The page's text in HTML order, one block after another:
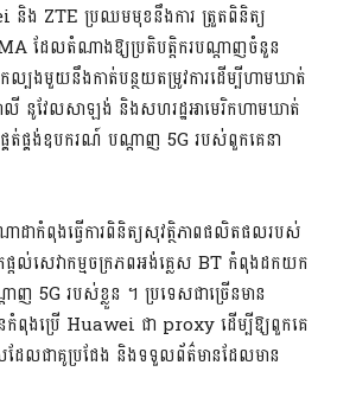
ង ZTE ប្រឈមមុខនឹងការ ត្រួតពិនិត្យ
ដែលតំណាងឱ្យប្រតិបត្តិករបណ្តាញចំនួន
បងមួយនឹងកាត់បន្ថយតម្រូវការដើម្បីហាមឃាត់
ាលី នូវែលសាឡង់ និងសហរដ្ឋអាមេរិកហាមឃាត់
ត់ផ្គង់ឧបករណ៍ បណ្តាញ 5G របស់ពួកគេនា
ាដាកំពុងធ្វើការពិនិត្យសុវត្ថិភាពផលិតផលរបស់
ល់សេវាកម្មចក្រភពអង់គ្លេស BT កំពុងដកយក
5G របស់ខ្លួន ។ ប្រទេសជាច្រើនមាន
នកំពុងប្រើ Huawei ជា proxy ដើម្បីឱ្យពួកគេ
ែលជាគូប្រជែង និងទទួលព័ត៌មានដែលមាន